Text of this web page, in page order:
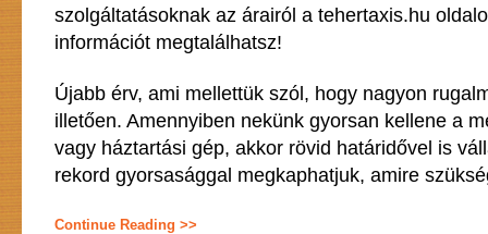
szolgáltatásoknak az árairól a tehertaxis.hu
információt megtalálhatsz!
Újabb érv, ami mellettük szól, hogy nagyon
illetően. Amennyiben nekünk gyorsan kellene a
vagy háztartási gép, akkor rövid határidővel is
rekord gyorsasággal megkaphatjuk, amire
Continue Reading >>